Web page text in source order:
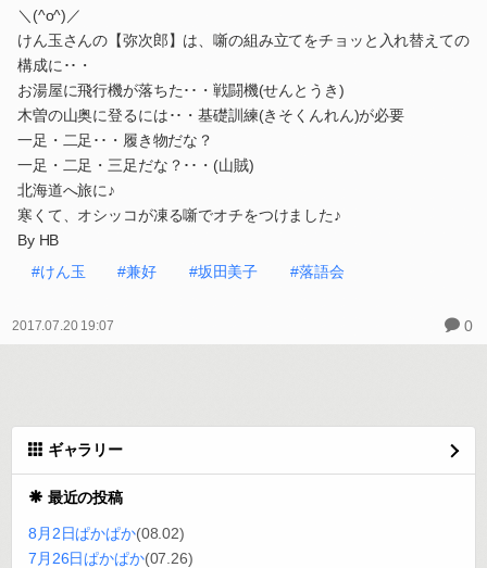
＼(^o^)／
けん玉さんの【弥次郎】は、噺の組み立てをチョッと入れ替えての
構成に･･・
お湯屋に飛行機が落ちた･･・戦闘機(せんとうき)
木曽の山奥に登るには･･・基礎訓練(きそくんれん)が必要
一足・二足･･・履き物だな？
一足・二足・三足だな？･･・(山賊)
北海道へ旅に♪
寒くて、オシッコが凍る噺でオチをつけました♪
By HB
#けん玉
#兼好 #坂田美子 #落語会
2017.07.20 19:07 0
ギャラリー
最近の投稿
8月2日ぱかぱか(08.02)
7月26日ぱかぱか(07.26)